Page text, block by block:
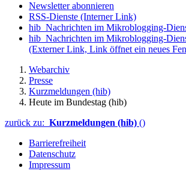
Newsletter abonnieren
RSS-Dienste (Interner Link)
hib_Nachrichten im Mikroblogging-
hib_Nachrichten im Mikroblogging-
(Externer Link, Link öffnet ein neues
Webarchiv
Presse
Kurzmeldungen (hib)
Heute im Bundestag (hib)
zurück zu: Kurzmeldungen (hib) ()
Barrierefreiheit
Datenschutz
Impressum